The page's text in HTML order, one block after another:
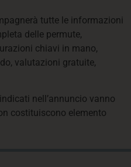
tutte le informazioni
delle permute,
chiavi in mano,
valutazioni gratuite,
nell’annuncio vanno
costituiscono elemento